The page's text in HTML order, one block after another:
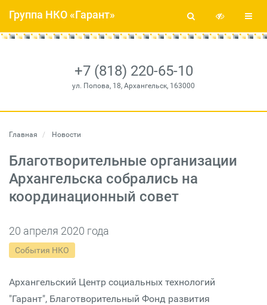
+7 (818) 220-65-10
ул. Попова, 18, Архангельск, 163000
Группа НКО «Гарант»
Главная Новости
Благотворительные организации
Архангельска собрались на
координационный совет
20 апреля 2020 года
События НКО
Архангельский Центр социальных технологий
"Гарант", Благотворительный Фонд развития